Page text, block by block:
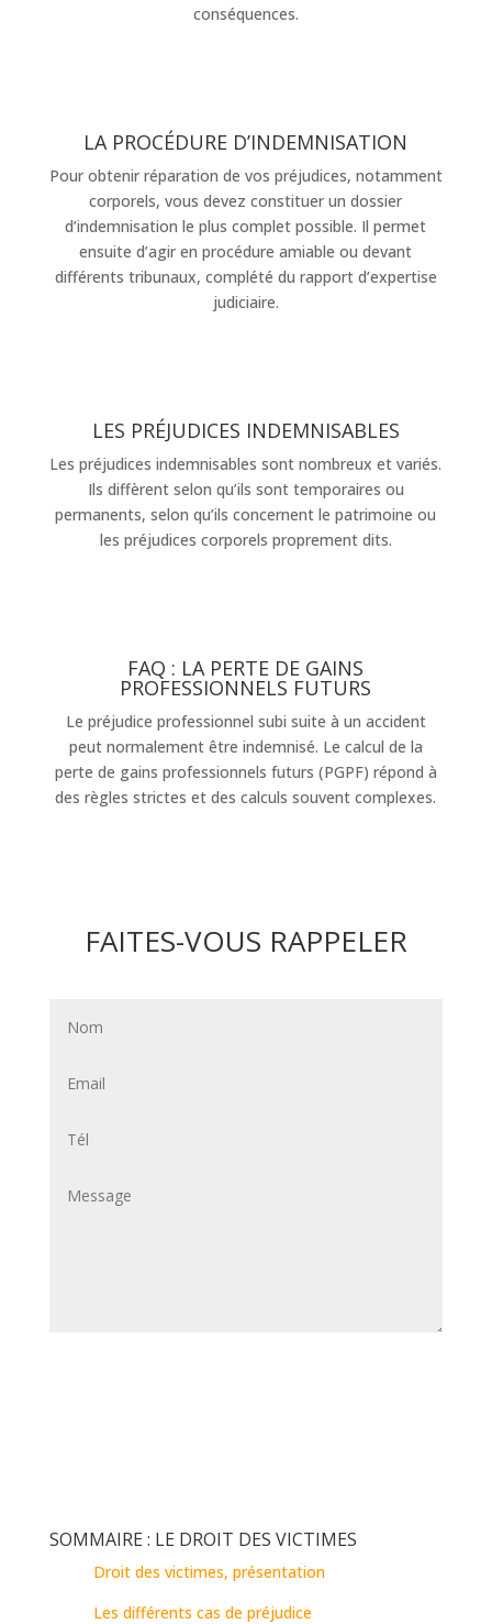
conséquences.
LA PROCÉDURE D’INDEMNISATION
Pour obtenir réparation de vos préjudices, notamment
corporels, vous devez constituer un dossier
d’indemnisation le plus complet possible. Il permet
ensuite d’agir en procédure amiable ou devant
différents tribunaux, complété du rapport d’expertise
judiciaire.
LES PRÉJUDICES INDEMNISABLES
Les préjudices indemnisables sont nombreux et variés.
Ils diffèrent selon qu’ils sont temporaires ou
permanents, selon qu’ils concernent le patrimoine ou
les préjudices corporels proprement dits.
FAQ : LA PERTE DE GAINS
PROFESSIONNELS FUTURS
Le préjudice professionnel subi suite à un accident
peut normalement être indemnisé. Le calcul de la
perte de gains professionnels futurs (PGPF) répond à
des règles strictes et des calculs souvent complexes.
FAITES-VOUS RAPPELER
SOMMAIRE : LE DROIT DES VICTIMES
Droit des victimes, présentation
Les différents cas de préjudice